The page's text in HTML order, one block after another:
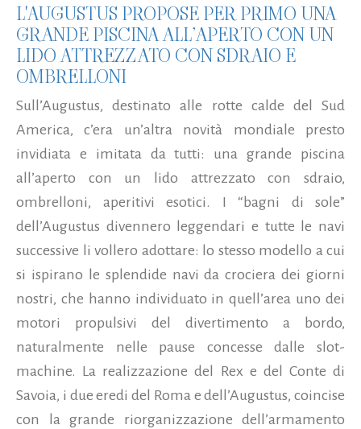
L'AUGUSTUS PROPOSE PER PRIMO UNA
GRANDE PISCINA ALL’APERTO CON UN
LIDO ATTREZZATO CON SDRAIO E
OMBRELLONI
Sull’Augustus, destinato alle rotte calde del Sud
America, c’era un’altra novità mondiale presto
invidiata e imitata da tutti: una grande piscina
all’aperto con un lido attrezzato con sdraio,
ombrelloni, aperitivi esotici. I “bagni di sole”
dell’Augustus divennero leggendari e tutte le navi
successive li vollero adottare: lo stesso modello a cui
si ispirano le splendide navi da crociera dei giorni
nostri, che hanno individuato in quell’area uno dei
motori propulsivi del divertimento a bordo,
naturalmente nelle pause concesse dalle slot-
machine. La realizzazione del Rex e del Conte di
Savoia, i due eredi del Roma e dell’Augustus, coincise
con la grande riorganizzazione dell’armamento